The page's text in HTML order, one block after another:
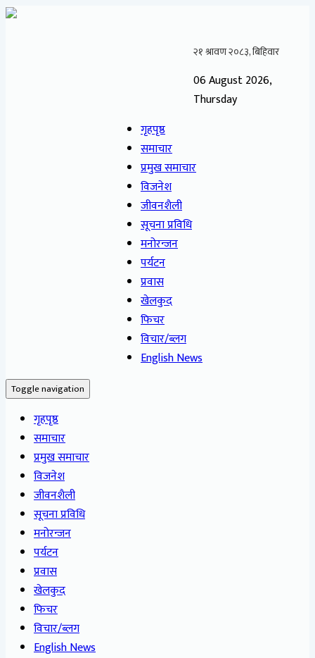
06 August 2026,
Thursday
गृहपृष्ठ
समाचार
प्रमुख समाचार
विजनेश
जीवनशैली
सूचना प्रविधि
मनोरन्जन
पर्यटन
प्रवास
खेलकुद
फिचर
विचार/ब्लग
English News
Toggle navigation
गृहपृष्ठ
समाचार
प्रमुख समाचार
विजनेश
जीवनशैली
सूचना प्रविधि
मनोरन्जन
पर्यटन
प्रवास
खेलकुद
फिचर
विचार/ब्लग
English News